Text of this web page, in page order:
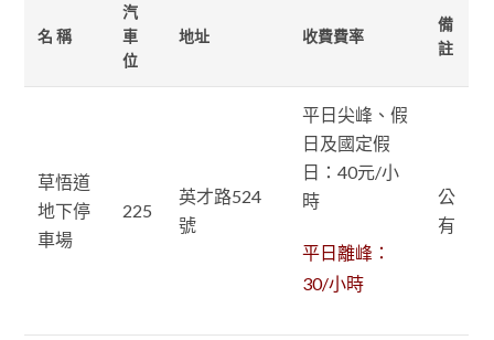
名 稱
汽
車
位
地址 收費費率
備
註
草悟道
地下停
車場
225
英才路524
號
平日尖峰、假
日及國定假
日：40元/小
時
平日離峰：
30/小時
公
有